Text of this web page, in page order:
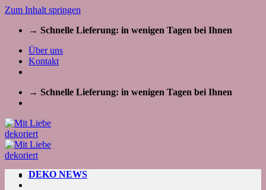
Zum Inhalt springen
→ Schnelle Lieferung: in wenigen Tagen bei Ihnen
Über uns
Kontakt
→ Schnelle Lieferung: in wenigen Tagen bei Ihnen
DEKO NEWS